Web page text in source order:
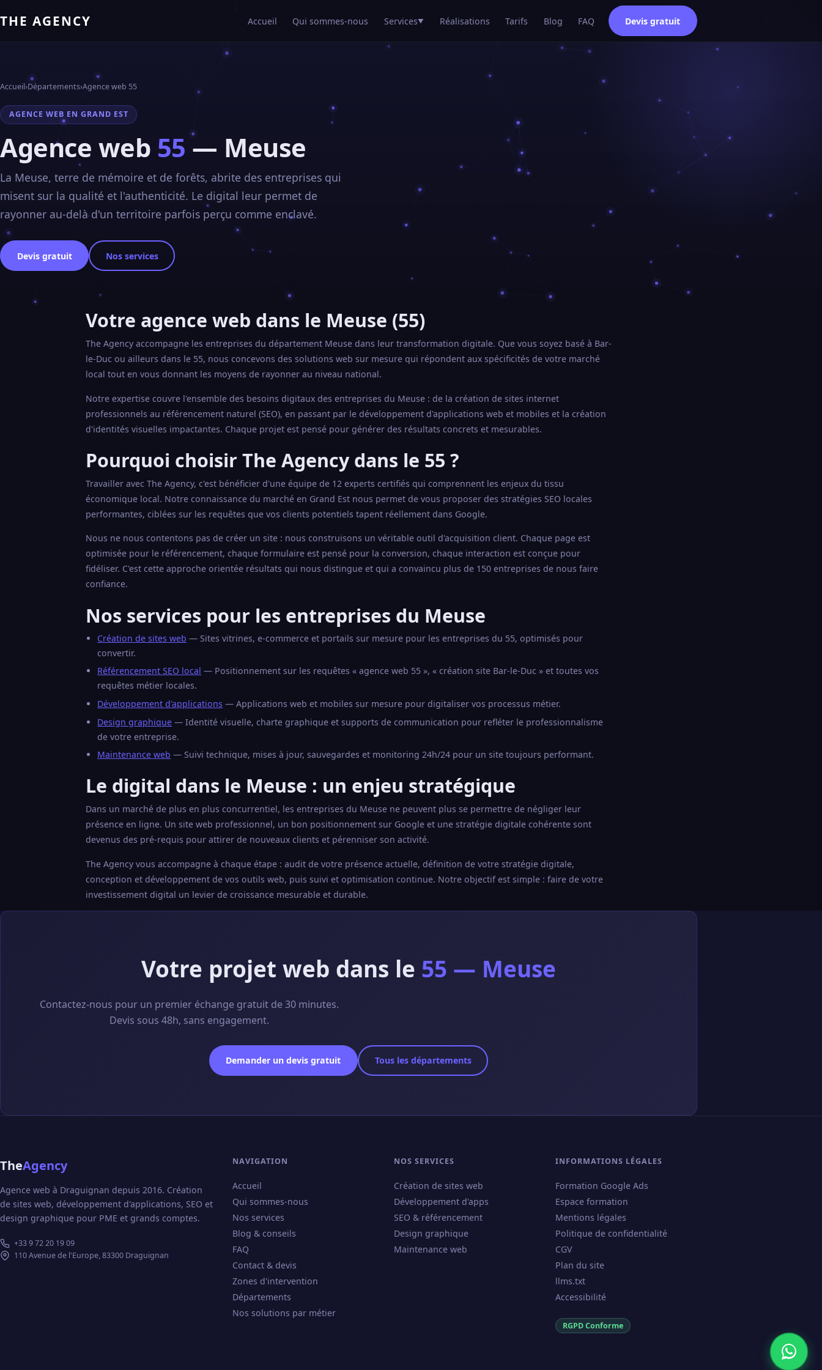
THE AGENCY Accueil Qui sommes-nous Services▼ Réalisations Tarifs Blog FAQ Devis gratuit
Accueil›Départements›Agence web 55
AGENCE WEB EN GRAND EST
Agence web 55— Meuse
La Meuse, terre de mémoire et de forêts, abrite des entreprises qui
misent sur la qualité et l'authenticité. Le digital leur permet de
rayonner au-delà d'un territoire parfois perçu comme enclavé.
Devis gratuit Nos services
Votre agence web dans le Meuse (55)
The Agency accompagne les entreprises du département Meuse dans leur transformation digitale. Que vous soyez basé à Bar-
le-Duc ou ailleurs dans le 55, nous concevons des solutions web sur mesure qui répondent aux spécificités de votre marché
local tout en vous donnant les moyens de rayonner au niveau national.
Notre expertise couvre l'ensemble des besoins digitaux des entreprises du Meuse : de la création de sites internet
professionnels au référencement naturel (SEO), en passant par le développement d'applications web et mobiles et la création
d'identités visuelles impactantes. Chaque projet est pensé pour générer des résultats concrets et mesurables.
Pourquoi choisir The Agency dans le 55 ?
Travailler avec The Agency, c'est bénéficier d'une équipe de 12 experts certifiés qui comprennent les enjeux du tissu
économique local. Notre connaissance du marché en Grand Est nous permet de vous proposer des stratégies SEO locales
performantes, ciblées sur les requêtes que vos clients potentiels tapent réellement dans Google.
Nous ne nous contentons pas de créer un site : nous construisons un véritable outil d'acquisition client. Chaque page est
optimisée pour le référencement, chaque formulaire est pensé pour la conversion, chaque interaction est conçue pour
fidéliser. C'est cette approche orientée résultats qui nous distingue et qui a convaincu plus de 150 entreprises de nous faire
confiance.
Nos services pour les entreprises du Meuse
Création de sites web — Sites vitrines, e-commerce et portails sur mesure pour les entreprises du 55, optimisés pour
convertir.
Référencement SEO local — Positionnement sur les requêtes « agence web 55 », « création site Bar-le-Duc » et toutes vos
requêtes métier locales.
Développement d'applications — Applications web et mobiles sur mesure pour digitaliser vos processus métier.
Design graphique — Identité visuelle, charte graphique et supports de communication pour refléter le professionnalisme
de votre entreprise.
Maintenance web — Suivi technique, mises à jour, sauvegardes et monitoring 24h/24 pour un site toujours performant.
Le digital dans le Meuse : un enjeu stratégique
Dans un marché de plus en plus concurrentiel, les entreprises du Meuse ne peuvent plus se permettre de négliger leur
présence en ligne. Un site web professionnel, un bon positionnement sur Google et une stratégie digitale cohérente sont
devenus des pré-requis pour attirer de nouveaux clients et pérenniser son activité.
The Agency vous accompagne à chaque étape : audit de votre présence actuelle, définition de votre stratégie digitale,
conception et développement de vos outils web, puis suivi et optimisation continue. Notre objectif est simple : faire de votre
investissement digital un levier de croissance mesurable et durable.
Votre projet web dans le 55 — Meuse
Contactez-nous pour un premier échange gratuit de 30 minutes.
Devis sous 48h, sans engagement.
Demander un devis gratuit Tous les départements
TheAgency
Agence web à Draguignan depuis 2016. Création
de sites web, développement d'applications, SEO et
design graphique pour PME et grands comptes.
+33 9 72 20 19 09
110 Avenue de l'Europe, 83300 Draguignan
NAVIGATION
Accueil
Qui sommes-nous
Nos services
Blog & conseils
FAQ
Contact & devis
Zones d'intervention
Départements
Nos solutions par métier
NOS SERVICES
Création de sites web
Développement d'apps
SEO & référencement
Design graphique
Maintenance web
INFORMATIONS LÉGALES
Formation Google Ads
Espace formation
Mentions légales
Politique de confidentialité
CGV
Plan du site
llms.txt
Accessibilité
RGPD Conforme